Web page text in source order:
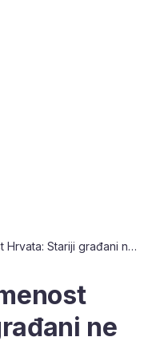
Financijska pismenost Hrvata: Stariji građani ne znaju najbolje s novcem, a nije im baš jasna ni dobrovoljna štednja
ne